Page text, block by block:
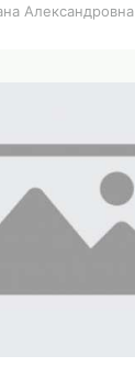
Александровна